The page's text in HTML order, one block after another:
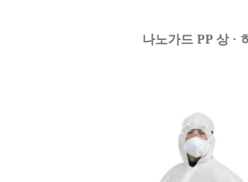
나노가드 PP 상 ·